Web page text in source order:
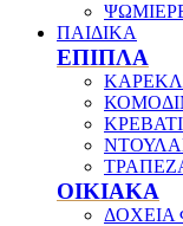
ΠΑΙΔΙΚΑ
ΕΠΙΠΛΑ
ΟΙΚΙΑΚΑ
ΔΟΧΕΙΑ